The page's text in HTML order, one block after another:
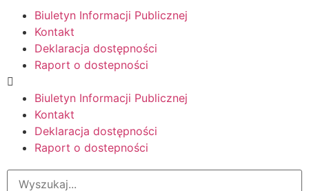
Biuletyn Informacji Publicznej
Kontakt
Deklaracja dostępności
Raport o dostepności
Biuletyn Informacji Publicznej
Kontakt
Deklaracja dostępności
Raport o dostepności